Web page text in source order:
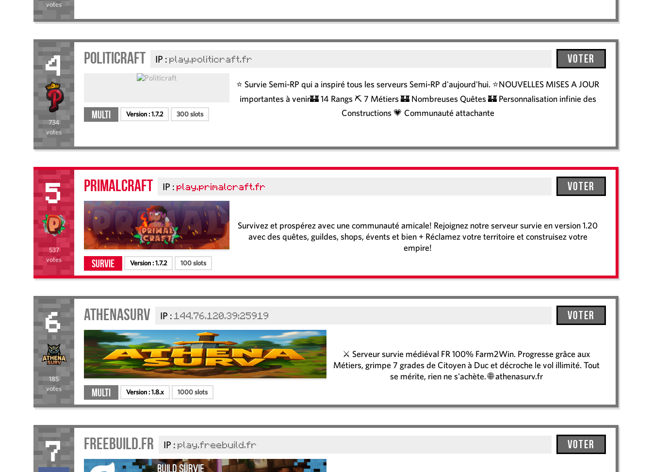
votes
4
734
votes
Politicraft IP : play.politicraft.fr Voter
Multi Version :1.7.2 300 slots
⭐ Survie Semi-RP qui a inspiré tous les serveurs Semi-RP d'aujourd'hui. ⭐NOUVELLES MISES A JOUR
importantes à venir🏰 14 Rangs ⛏️ 7 Métiers 🏰 Nombreuses Quêtes 🏰 Personnalisation infinie des
Constructions 💗 Communauté attachante
5
537
votes
PRIMALCRAFT IP : play.primalcraft.fr Voter
Survie Version :1.7.2 100 slots
Survivez et prospérez avec une communauté amicale! Rejoignez notre serveur survie en version 1.20
avec des quêtes, guildes, shops, évents et bien + Réclamez votre territoire et construisez votre
empire!
6
185
votes
AthenaSurv IP : 144.76.120.39:25919 Voter
Multi Version :1.8.x 1000 slots
⚔️ Serveur survie médiéval FR 100% Farm2Win. Progresse grâce aux
Métiers, grimpe 7 grades de Citoyen à Duc et décroche le vol illimité. Tout
se mérite, rien ne s'achète. 🌐 athenasurv.fr
7 Freebuild.fr IP : play.freebuild.fr Voter